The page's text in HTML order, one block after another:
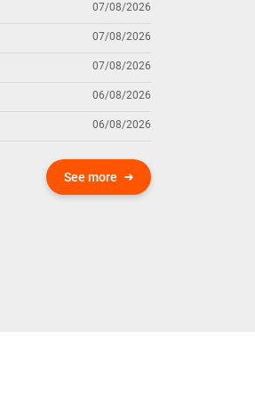
07/08/2026
07/08/2026
07/08/2026
06/08/2026
06/08/2026
See more